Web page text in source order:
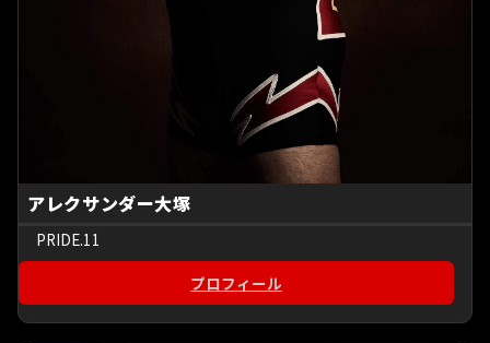
アレクサンダー大塚
PRIDE.11
プロフィール